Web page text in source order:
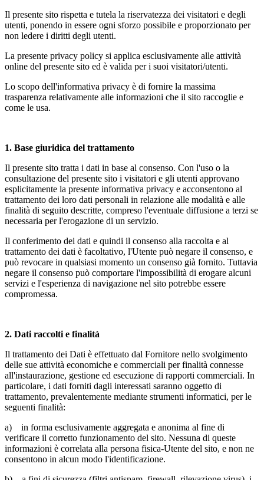
Il presente sito rispetta e tutela la riservatezza dei visitatori e degli
utenti, ponendo in essere ogni sforzo possibile e proporzionato per
non ledere i diritti degli utenti.
La presente privacy policy si applica esclusivamente alle attività
online del presente sito ed è valida per i suoi visitatori/utenti.
Lo scopo dell'informativa privacy è di fornire la massima
trasparenza relativamente alle informazioni che il sito raccoglie e
come le usa.
1. Base giuridica del trattamento
Il presente sito tratta i dati in base al consenso. Con l'uso o la
consultazione del presente sito i visitatori e gli utenti approvano
esplicitamente la presente informativa privacy e acconsentono al
trattamento dei loro dati personali in relazione alle modalità e alle
finalità di seguito descritte, compreso l'eventuale diffusione a terzi se
necessaria per l'erogazione di un servizio.
Il conferimento dei dati e quindi il consenso alla raccolta e al
trattamento dei dati è facoltativo, l'Utente può negare il consenso, e
può revocare in qualsiasi momento un consenso già fornito. Tuttavia
negare il consenso può comportare l'impossibilità di erogare alcuni
servizi e l'esperienza di navigazione nel sito potrebbe essere
compromessa.
2. Dati raccolti e finalità
Il trattamento dei Dati è effettuato dal Fornitore nello svolgimento
delle sue attività economiche e commerciali per finalità connesse
all'instaurazione, gestione ed esecuzione di rapporti commerciali. In
particolare, i dati forniti dagli interessati saranno oggetto di
trattamento, prevalentemente mediante strumenti informatici, per le
seguenti finalità:
a) in forma esclusivamente aggregata e anonima al fine di
verificare il corretto funzionamento del sito. Nessuna di queste
informazioni è correlata alla persona fisica-Utente del sito, e non ne
consentono in alcun modo l'identificazione.